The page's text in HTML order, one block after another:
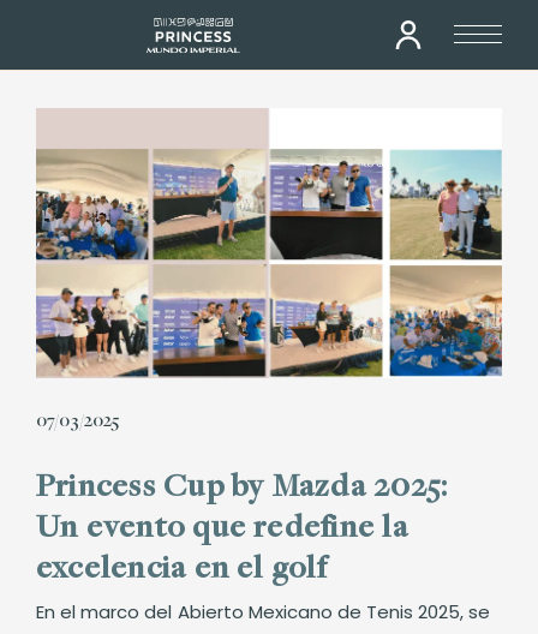
07/03/2025
Princess Cup by Mazda 2025:
Un evento que redefine la
excelencia en el golf
En el marco del Abierto Mexicano de Tenis 2025, se